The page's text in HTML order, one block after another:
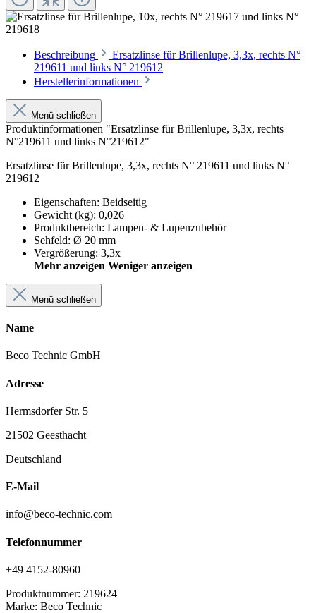
Beschreibung
Ersatzlinse für Brillenlupe, 3,3x, rechts N°
219611 und links N° 219612
Herstellerinformationen
Menü schließen
Produktinformationen "Ersatzlinse für Brillenlupe, 3,3x, rechts
N°219611 und links N°219612"
Ersatzlinse für Brillenlupe, 3,3x, rechts N° 219611 und links N°
219612
Eigenschaften: Beidseitig
Gewicht (kg): 0,026
Produktbereich: Lampen- & Lupenzubehör
Sehfeld: Ø 20 mm
Vergrößerung: 3,3x
Mehr anzeigen Weniger anzeigen
Menü schließen
Name
Beco Technic GmbH
Adresse
Hermsdorfer Str. 5
21502 Geesthacht
Deutschland
E-Mail
info@beco-technic.com
Telefonnummer
+49 4152-80960
Produktnummer: 219624
Marke: Beco Technic